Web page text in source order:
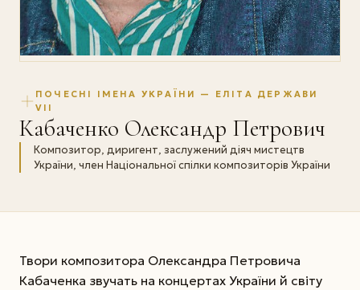
ПОЧЕСНІ ІМЕНА УКРАЇНИ — ЕЛІТА ДЕРЖАВИ
VII
Кабаченко Олександр Петрович
Композитор, диригент, заслужений діяч мистецтв
України, член Національної спілки композиторів України
Твори композитора Олександра Петровича
Кабаченка звучать на концертах України й світу